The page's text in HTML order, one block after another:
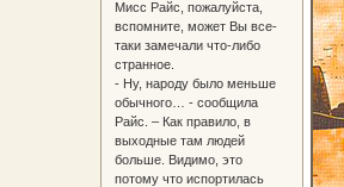
Мисс Райс, пожалуйста,
вспомните, может Вы все-
таки замечали что-либо
странное.
- Ну, народу было меньше
обычного… - сообщила
Райс. – Как правило, в
выходные там людей
больше. Видимо, это
потому что испортилась